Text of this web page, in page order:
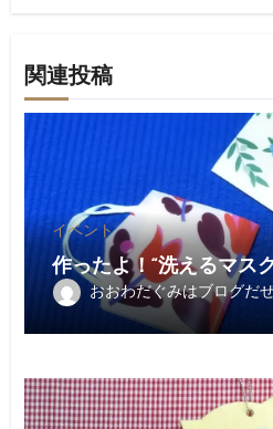
関連投稿
イベント
作ったよ！“洗えるマス
おおわだぐみはブログだ